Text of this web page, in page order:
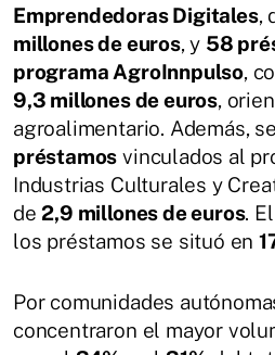
Emprendedoras Digitales,
millones de euros, y 58
programa AgroInnpulso,
9,3 millones de euros,
agroalimentario. Además,
préstamos vinculados al
Industrias Culturales y
de2,9 millones de euros.
los préstamos se situó en
Por comunidades
concentraron el mayor